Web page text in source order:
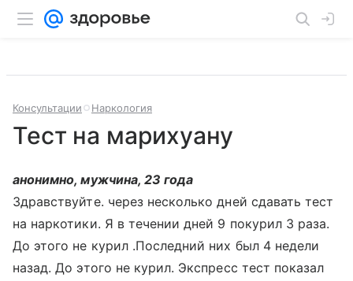
Консультации Наркология
Тест на марихуану
анонимно, мужчина, 23 года
Здравствуйте. через несколько дней сдавать тест
на наркотики. Я в течении дней 9 покурил 3 раза.
До этого не курил .Последний них был 4 недели
назад. До этого не курил. Экспресс тест показал